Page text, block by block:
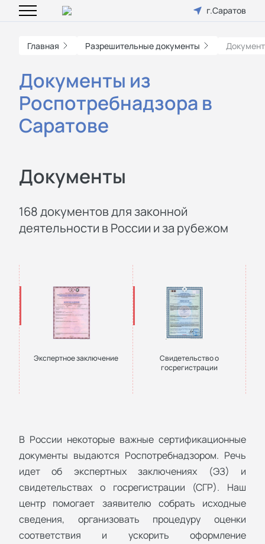
г.Саратов
Главная Разрешительные документы
Документы из
Роспотребнадзора в
Саратове
Документы
168 документов для законной
деятельности в России и за рубежом
Экспертное заключение
Свидетельство о
госрегистрации
В России некоторые важные сертификационные
документы выдаются Роспотребнадзором. Речь
идет об экспертных заключениях (ЭЗ) и
свидетельствах о госрегистрации (СГР). Наш
центр помогает заявителю собрать исходные
сведения, организовать процедуру оценки
соответствия и ускорить оформление